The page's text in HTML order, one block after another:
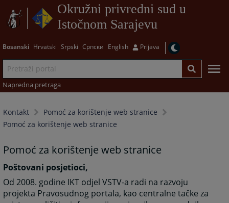
Okružni privredni sud u
Istočnom Sarajevu
Bosanski Hrvatski Srpski Српски English Prijava
Napredna pretraga
Kontakt
Pomoć za korištenje web stranice
Pomoć za korištenje web stranice
Pomoć za korištenje web stranice
Poštovani posjetioci,
Od 2008. godine IKT odjel VSTV-a radi na razvoju
projekta Pravosudnog portala, kao centralne tačke za